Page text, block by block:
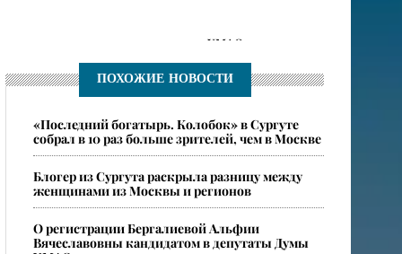
в роддомах крупных городов ХМАО
в федеральном розыске за ДТП с тяжкими
ПОХОЖИЕ НОВОСТИ
«Последний богатырь. Колобок» в Сургуте
собрал в 10 раз больше зрителей, чем в Москве
Блогер из Сургута раскрыла разницу между
женщинами из Москвы и регионов
О регистрации Бергалиевой Альфии
Вячеславовны кандидатом в депутаты Думы